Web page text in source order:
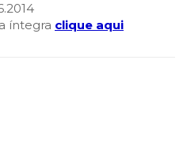
íntegra clique aqui